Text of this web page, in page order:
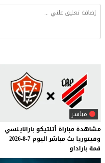
مباشر
مشاهدة مباراة أتلتيكو باراناينسي
وفيتوريا بث مباشر اليوم 7-8-2026
قمة باراداو